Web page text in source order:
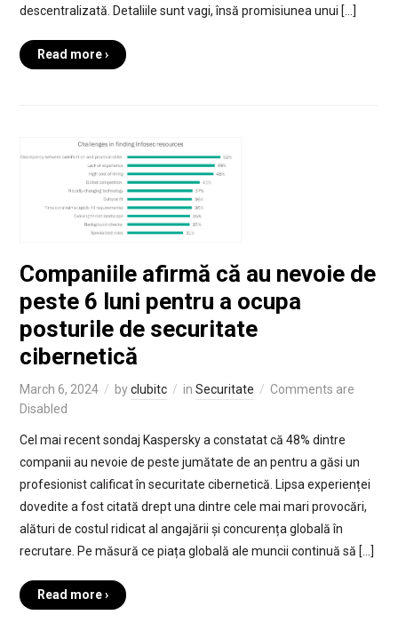
descentralizată. Detaliile sunt vagi, însă promisiunea unui […]
Read more ›
Companiile afirmă că au nevoie de
peste 6 luni pentru a ocupa
posturile de securitate
cibernetică
March 6, 2024 byclubitc in Securitate
Comments are
Disabled
Cel mai recent sondaj Kaspersky a constatat că 48% dintre
companii au nevoie de peste jumătate de an pentru a găsi un
profesionist calificat în securitate cibernetică. Lipsa experienței
dovedite a fost citată drept una dintre cele mai mari provocări,
alături de costul ridicat al angajării și concurența globală în
recrutare. Pe măsură ce piața globală ale muncii continuă să […]
Read more ›